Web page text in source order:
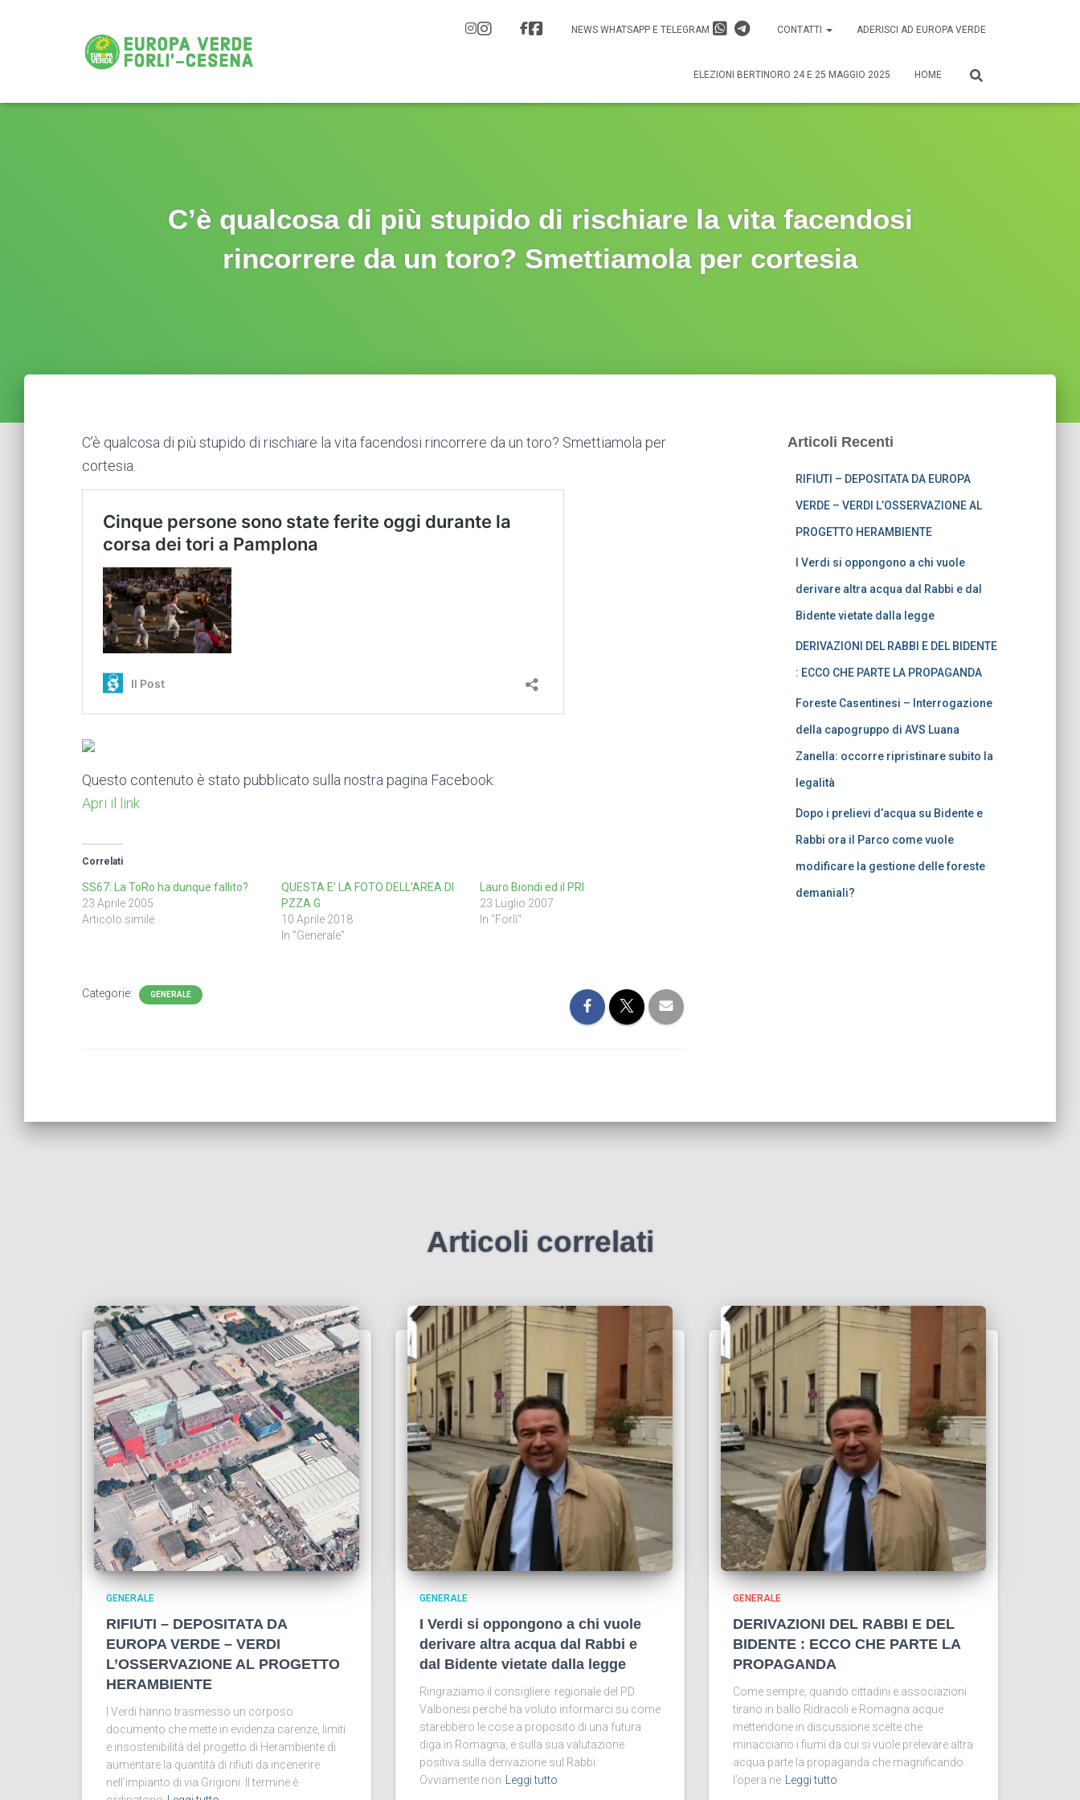
NEWS WHATSAPP E TELEGRAM CONTATTI ADERISCI AD EUROPA VERDE
ELEZIONI BERTINORO 24 E 25 MAGGIO 2025 HOME
C’è qualcosa di più stupido di rischiare la vita facendosi
rincorrere da un toro? Smettiamola per cortesia
C’è qualcosa di più stupido di rischiare la vita facendosi rincorrere da un toro? Smettiamola per
cortesia.
Questo contenuto è stato pubblicato sulla nostra pagina Facebook:
Apri il link
Correlati
SS67: La ToRo ha dunque fallito?
23 Aprile 2005
Articolo simile
QUESTA E’ LA FOTO DELL’AREA DI
PZZA G
10 Aprile 2018
In "Generale"
Lauro Biondi ed il PRI
23 Luglio 2007
In "Forlì"
Categorie: GENERALE
Articoli Recenti
RIFIUTI – DEPOSITATA DA EUROPA
VERDE – VERDI L’OSSERVAZIONE AL
PROGETTO HERAMBIENTE
I Verdi si oppongono a chi vuole
derivare altra acqua dal Rabbi e dal
Bidente vietate dalla legge
DERIVAZIONI DEL RABBI E DEL BIDENTE
: ECCO CHE PARTE LA PROPAGANDA
Foreste Casentinesi – Interrogazione
della capogruppo di AVS Luana
Zanella: occorre ripristinare subito la
legalità
Dopo i prelievi d’acqua su Bidente e
Rabbi ora il Parco come vuole
modificare la gestione delle foreste
demaniali?
Articoli correlati
GENERALE
RIFIUTI – DEPOSITATA DA
EUROPA VERDE – VERDI
L’OSSERVAZIONE AL PROGETTO
HERAMBIENTE
I Verdi hanno trasmesso un corposo
documento che mette in evidenza carenze, limiti
e insostenibilità del progetto di Herambiente di
aumentare la quantità di rifiuti da incenerire
nell’impianto di via Grigioni. Il termine è
GENERALE
I Verdi si oppongono a chi vuole
derivare altra acqua dal Rabbi e
dal Bidente vietate dalla legge
Ringraziamo il consigliere regionale del PD
Valbonesi perché ha voluto informarci su come
starebbero le cose a proposito di una futura
diga in Romagna, e sulla sua valutazione
positiva sulla derivazione sul Rabbi.
Ovviamente non
Leggi tutto
GENERALE
DERIVAZIONI DEL RABBI E DEL
BIDENTE : ECCO CHE PARTE LA
PROPAGANDA
Come sempre, quando cittadini e associazioni
tirano in ballo Ridracoli e Romagna acque
mettendone in discussione scelte che
minacciano i fiumi da cui si vuole prelevare altra
acqua parte la propaganda che magnificando
l’opera ne
Leggi tutto